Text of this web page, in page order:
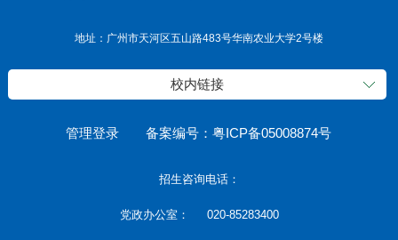
地址：广州市天河区五山路483号华南农业大学2号楼
校内链接
管理登录 备案编号：粤ICP备05008874号
招生咨询电话：
党政办公室： 020-85283400